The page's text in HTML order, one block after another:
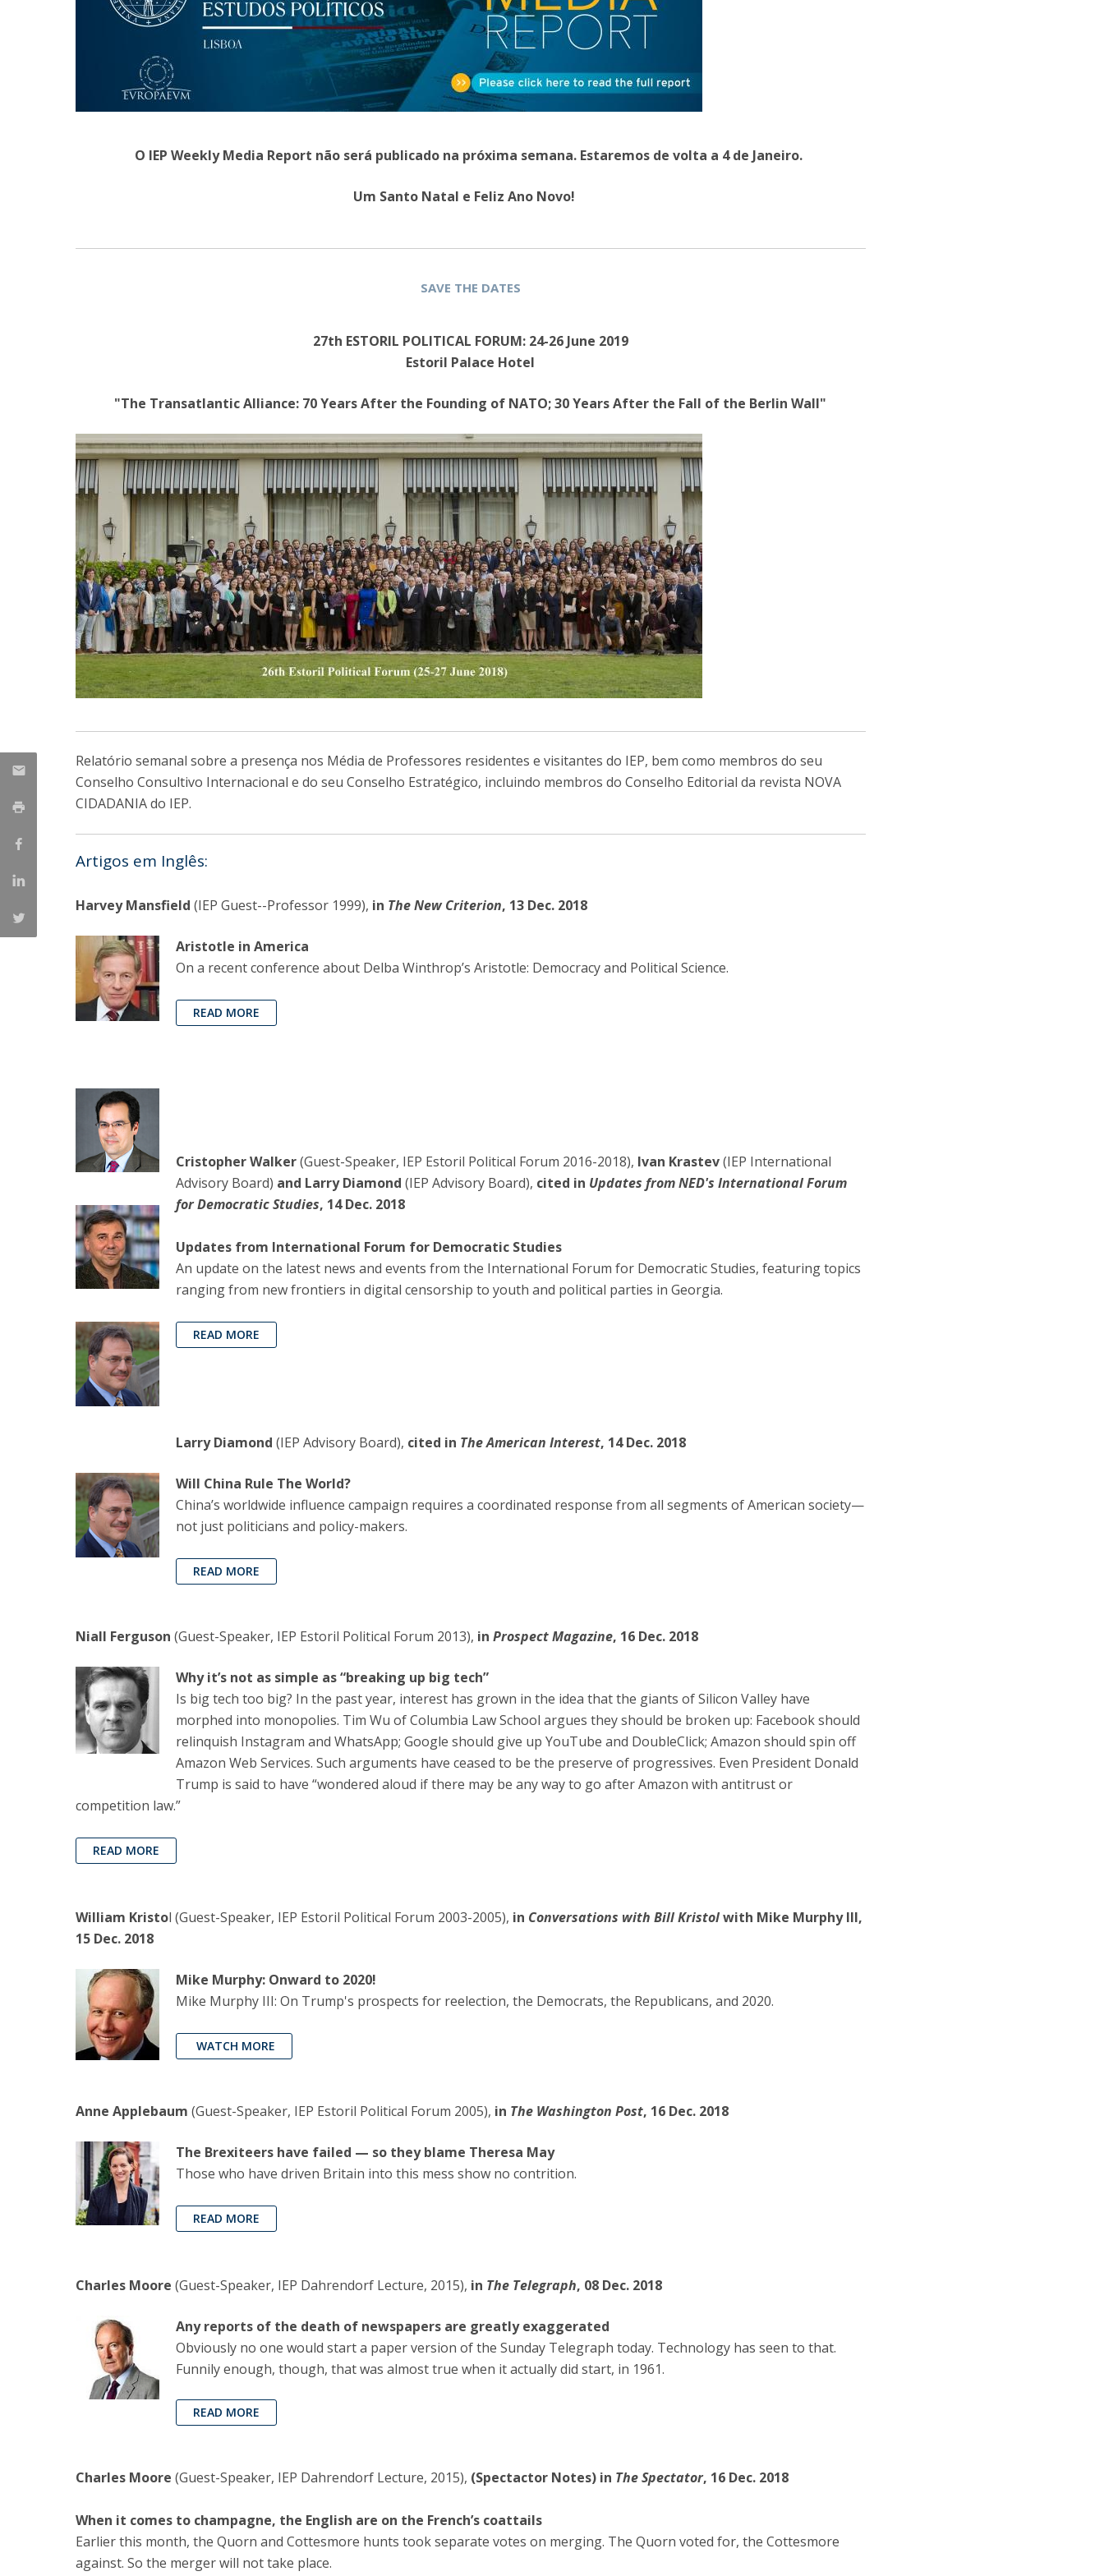
Centro de Investigação do Instituto de
Estudos Políticos
Centro de Estudos Europeus
Palestra Anual Alexis de Tocqueville
Conferências do Atlântico
Seminários Internacionais
Palestra Anual Winston Churchill
IEP Alumni Club
O IEP Weekly Media Report não será publicado na próxima semana. Estaremos de volta a 4 de Janeiro.
Um Santo Natal e Feliz Ano Novo!
SAVE THE DATES
27th ESTORIL POLITICAL FORUM: 24-26 June 2019
Estoril Palace Hotel
"The Transatlantic Alliance: 70 Years After the Founding of NATO; 30 Years After the Fall of the Berlin Wall"
Relatório semanal sobre a presença nos Média de Professores residentes e visitantes do IEP, bem como membros do seu
Conselho Consultivo Internacional e do seu Conselho Estratégico, incluindo membros do Conselho Editorial da revista NOVA
CIDADANIA do IEP.
Artigos em Inglês:
Harvey Mansfield (IEP Guest--Professor 1999), in The New Criterion, 13 Dec. 2018
Aristotle in America
On a recent conference about Delba Winthrop’s Aristotle: Democracy and Political Science.
READ MORE
Cristopher Walker(Guest-Speaker, IEP Estoril Political Forum 2016-2018), Ivan Krastev(IEP International
Advisory Board) and Larry Diamond (IEP Advisory Board), cited in Updates from NED's International Forum
for Democratic Studies, 14 Dec. 2018
Updates from International Forum for Democratic Studies
An update on the latest news and events from the International Forum for Democratic Studies, featuring topics
ranging from new frontiers in digital censorship to youth and political parties in Georgia.
READ MORE
Larry Diamond (IEP Advisory Board), cited in The American Interest, 14 Dec. 2018
Will China Rule The World?
China’s worldwide influence campaign requires a coordinated response from all segments of American society—
not just politicians and policy-makers.
READ MORE
Niall Ferguson (Guest-Speaker, IEP Estoril Political Forum 2013), in Prospect Magazine, 16 Dec. 2018
Why it’s not as simple as “breaking up big tech”
Is big tech too big? In the past year, interest has grown in the idea that the giants of Silicon Valley have
morphed into monopolies. Tim Wu of Columbia Law School argues they should be broken up: Facebook should
relinquish Instagram and WhatsApp; Google should give up YouTube and DoubleClick; Amazon should spin off
Amazon Web Services. Such arguments have ceased to be the preserve of progressives. Even President Donald
Trump is said to have “wondered aloud if there may be any way to go after Amazon with antitrust or
competition law.”
READ MORE
William Kristol (Guest-Speaker, IEP Estoril Political Forum 2003-2005), in Conversations with Bill Kristolwith Mike Murphy III,
15 Dec. 2018
Mike Murphy: Onward to 2020!
Mike Murphy III: On Trump's prospects for reelection, the Democrats, the Republicans, and 2020.
WATCH MORE
Anne Applebaum (Guest-Speaker, IEP Estoril Political Forum 2005), in The Washington Post, 16 Dec. 2018
The Brexiteers have failed — so they blame Theresa May
Those who have driven Britain into this mess show no contrition.
READ MORE
Charles Moore (Guest-Speaker, IEP Dahrendorf Lecture, 2015), in The Telegraph, 08 Dec. 2018
Any reports of the death of newspapers are greatly exaggerated
Obviously no one would start a paper version of the Sunday Telegraph today. Technology has seen to that.
Funnily enough, though, that was almost true when it actually did start, in 1961.
READ MORE
Charles Moore (Guest-Speaker, IEP Dahrendorf Lecture, 2015), (Spectactor Notes) in The Spectator, 16 Dec. 2018
When it comes to champagne, the English are on the French’s coattails
Earlier this month, the Quorn and Cottesmore hunts took separate votes on merging. The Quorn voted for, the Cottesmore
against. So the merger will not take place.